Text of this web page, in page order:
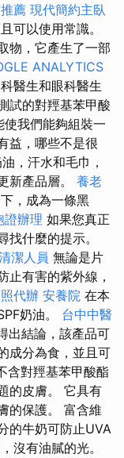
薦 現代簡約主臥
可以使用常識。
物，它產生了一部
ANALYTICS
醫生和眼科醫生
試的對羥基苯甲酸
使我們能夠組裝一
益，哪些不是很
，汗水和毛巾，
新產品層。 養老
，成為一條黑
證辦理 如果您真正
什麼的提示。
潔人員 無論是片
止有害的紫外線，
代辦 安養院 在本
奶油。 台中中醫
出結論，該產品可
成分為食，並且可
含對羥基苯甲酸酯
的皮膚。 它具有
的保護。 富含維
的牛奶可防止UVA
沒有油膩的光。